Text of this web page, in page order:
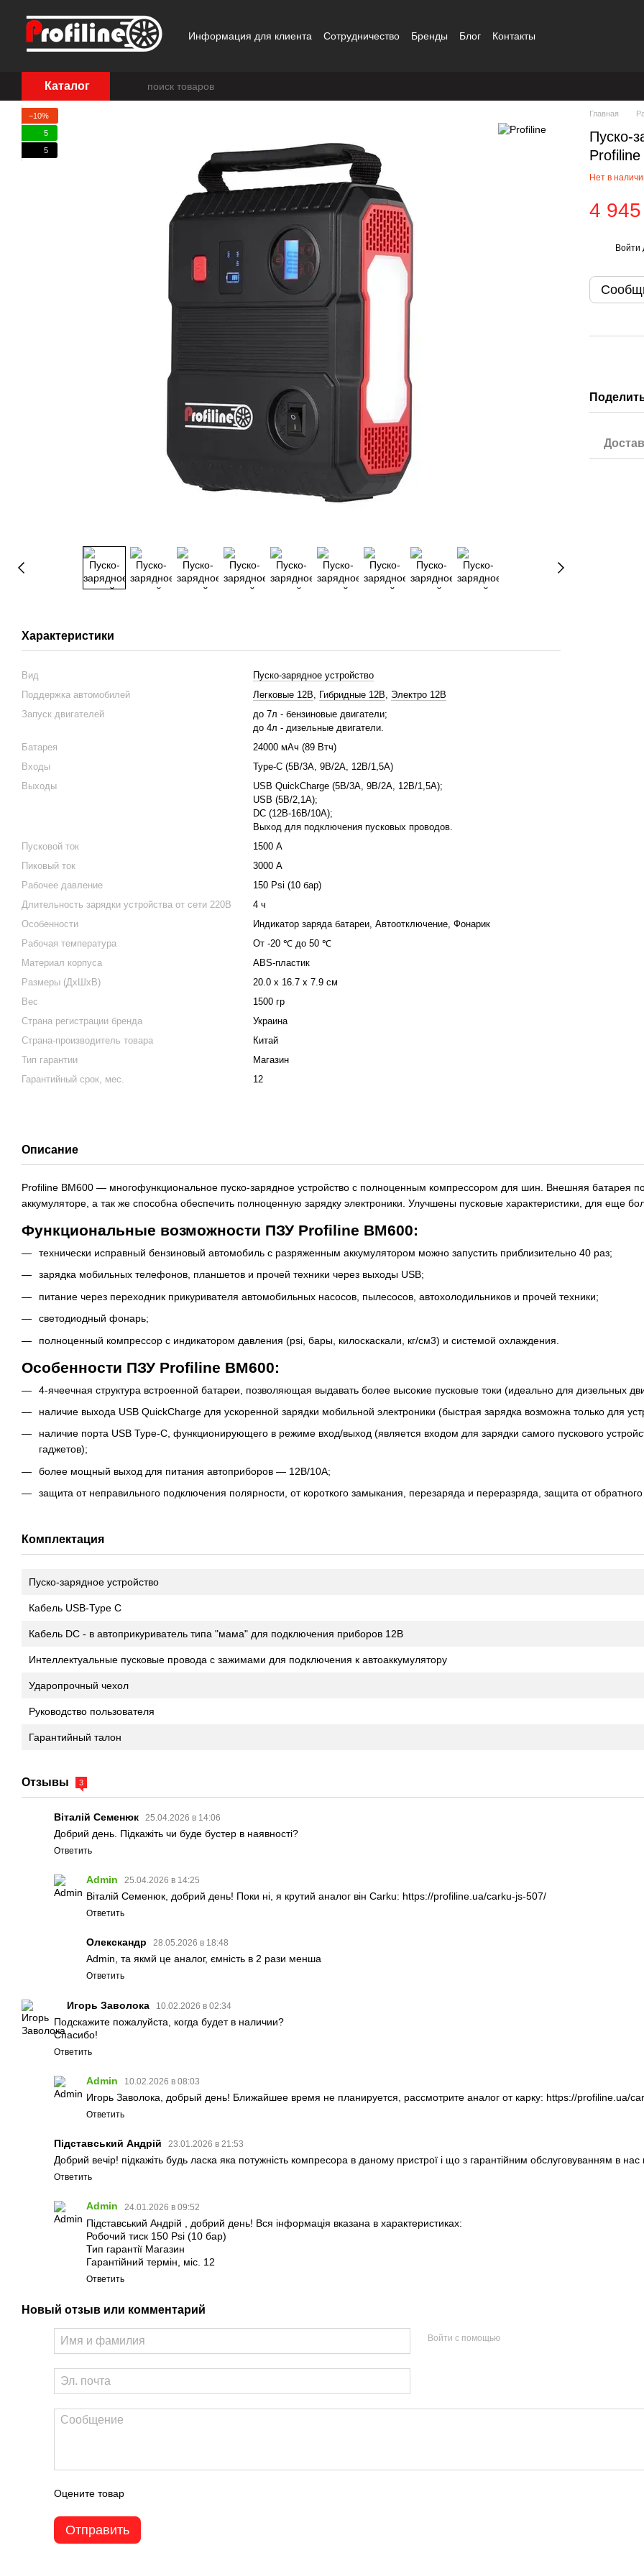
Информация для клиента Сотрудничество Бренды Блог
Контакты
Каталог
−10%
5
5
Характеристики
Вид
Пуско-зарядное устройство
Поддержка автомобилей
Легковые 12В, Гибридные 12В, Электро 12В
Запуск двигателей
до 7л - бензиновые двигатели;
до 4л - дизельные двигатели.
Батарея
24000 мАч (89 Втч)
Входы
Type-C (5В/3А, 9В/2А, 12В/1,5А)
Выходы
USB QuickCharge (5В/3А, 9В/2А, 12В/1,5А);
USВ (5В/2,1А);
DC (12В-16В/10А);
Выход для подключения пусковых проводов.
Пусковой ток
1500 А
Пиковый ток
3000 А
Рабочее давление
150 Psi (10 бар)
Длительность зарядки устройства от сети 220В
4 ч
Особенности
Индикатор заряда батареи, Автоотключение, Фонарик
Рабочая температура
От -20 ℃ до 50 ℃
Материал корпуса
ABS-пластик
Размеры (ДхШхВ)
20.0 х 16.7 х 7.9 см
Вес
1500 гр
Страна регистрации бренда
Украина
Страна-производитель товара
Китай
Тип гарантии
Магазин
Гарантийный срок, мес.
12
Главная
Пуско-
Нет в
4 945
Войти
Описание
Profiline BM600 — многофункциональное пуско-зарядное устройство с полноценным компрессором для шин. Внешняя батарея
аккумуляторе, а так же способна обеспечить полноценную зарядку электроники. Улучшены пусковые характеристики, для еще
Функциональные возможности ПЗУ Profiline BM600:
технически исправный бензиновый автомобиль с разряженным аккумулятором можно запустить приблизительно 40 раз;
зарядка мобильных телефонов, планшетов и прочей техники через выходы USB;
питание через переходник прикуривателя автомобильных насосов, пылесосов, автохолодильников и прочей техники;
светодиодный фонарь;
полноценный компрессор с индикатором давления (psi, бары, килоскаскали, кг/см3) и системой охлаждения.
Особенности ПЗУ Profiline BM600:
4-ячеечная структура встроенной батареи, позволяющая выдавать более высокие пусковые токи (идеально для дизельных
наличие выхода USB QuickCharge для ускоренной зарядки мобильной электроники (быстрая зарядка возможна только для
наличие порта USB Type-C, функционирующего в режиме вход/выход (является входом для зарядки самого пускового
гаджетов);
более мощный выход для питания автоприборов — 12В/10А;
защита от неправильного подключения полярности, от короткого замыкания, перезаряда и переразряда, защита от обратного
Комплектация
Пуско-зарядное устройство
Кабель USB-Type C
Кабель DC - в автоприкуриватель типа "мама" для подключения приборов 12В
Интеллектуальные пусковые провода с зажимами для подключения к автоаккумулятору
Ударопрочный чехол
Руководство пользователя
Гарантийный талон
Отзывы 3
Віталій Семенюк 25.04.2026 в 14:06
Добрий день. Підкажіть чи буде бустер в наявності?
Ответить
Admin 25.04.2026 в 14:25
Віталій Семенюк, добрий день! Поки ні, я крутий аналог він Carku: https://profiline.ua/carku-js-507/
Ответить
Олекскандр 28.05.2026 в 18:48
Admin, та якмй це аналог, ємність в 2 рази менша
Ответить
Игорь Заволока 10.02.2026 в 02:34
Подскажите пожалуйста, когда будет в наличии?
Спасибо!
Ответить
Admin 10.02.2026 в 08:03
Игорь Заволока, добрый день! Ближайшее время не планируется, рассмотрите аналог от карку: https://profiline.ua/
Ответить
Підставський Андрій 23.01.2026 в 21:53
Добрий вечір! підкажіть будь ласка яка потужність компресора в даному пристрої і що з гарантійним обслуговуванням в нас
Ответить
Admin 24.01.2026 в 09:52
Підставський Андрій , добрий день! Вся інформація вказана в характеристиках:
Робочий тиск 150 Psi (10 бар)
Тип гарантії Магазин
Гарантійний термін, міс. 12
Ответить
Новый отзыв или комментарий
Войти с помощью
Оцените товар
Отправить